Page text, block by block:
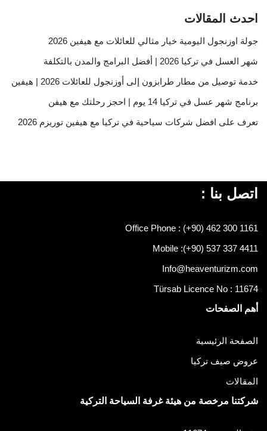
احدث المقالات
جولة اوزنجول اليومية خيار مثالي للعائلات مع هيفين 2026
شهر العسل في تركيا 2026 | أفضل البرامج والمدن بالتكلفة
خدمة توصيل من مطار طرابزون إلى أوزنجول للعائلات 2026 | هيفين
برنامج شهر عسل في تركيا 14 يوم | احجز رحلتك مع هيفن
تعرف على افضل شركات سياحية في تركيا مع هيفين توريزم 2026
اتصل بنا :
Office Phone : (+90) 462 300 1161
Mobile :(+90) 537 337 4411
Info@heaventurizm.com
Türsab Licence No : 11674
أهم الصفحات
الصفحة الرئيسية
عروض صيف تركيا
المقالات
شركتنا مرخصة من هيئة غرفة السياحة التركية